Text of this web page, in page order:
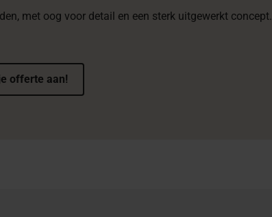
met oog voor detail en een sterk uitgewerkt concept.
offerte aan!